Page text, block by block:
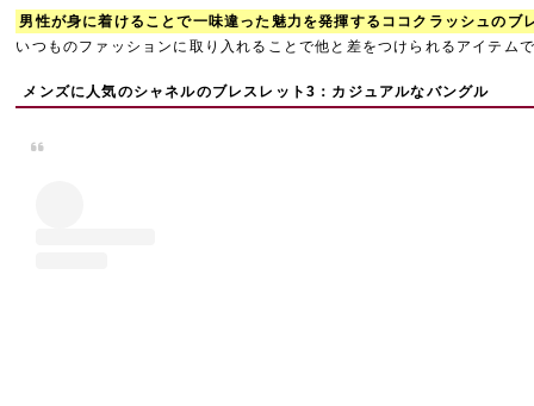
男性が身に着けることで一味違った魅力を発揮するココクラッシュのブ
いつものファッションに取り入れることで他と差をつけられるアイテム
メンズに人気のシャネルのブレスレット3：カジュアルなバングル